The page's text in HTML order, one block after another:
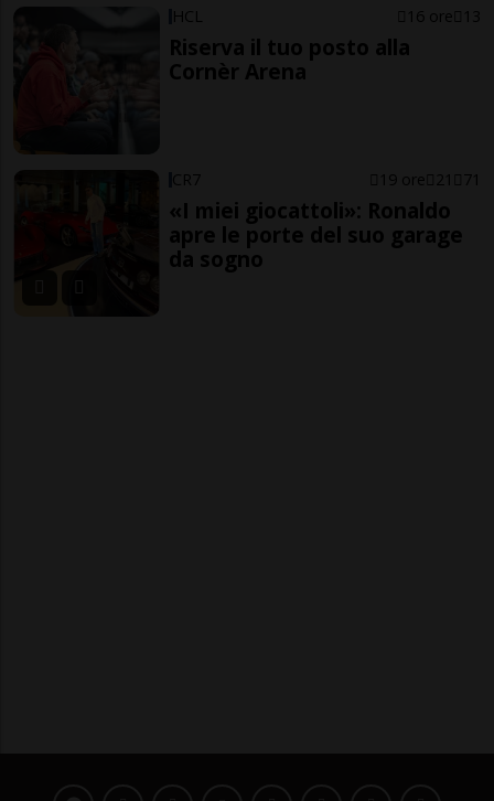
HCL 16 ore 13
Riserva il tuo posto alla
Cornèr Arena
CR7 19 ore 21 71
«I miei giocattoli»: Ronaldo
apre le porte del suo garage
da sogno